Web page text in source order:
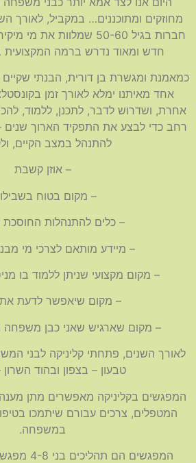
מחוזקים ומתוכננים… במקביל, לאורך
חברות בגיל 50-60 שמלוות
חדש ומאוד נדרש ברמה המקצועית
כמאמנת ומגשרת בן דורית, הבנתי
אחד מאיתנו ימלא לאורך זמן
אחרת, ושדרוש לדבר, לתכנן, ללמוד,
רחב כדי לבצע את התפקיד הארוך
להתנהל במצב הקיים,
– אוזן קשבת
– מקום בטוח
– כלים להתנהלות החוסכת
– מיידע מותאם לצרכי מי
– מקום מקצועי שניתן ללמוד בו
– מקום שיאפשר לדעת את
– מקום שארגיש שאני כבן
לאורך השנים, פתחתי קליניקה לבני
טבעון – בצפון ובהוד
המפגשים בקליניקה מאפשרים מתן
המטפלים, צרכים עבורם שיתמכו
במשפחה.
המפגשים